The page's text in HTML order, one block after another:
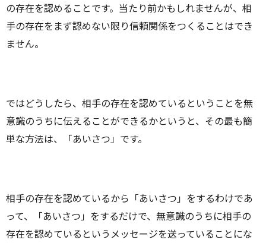
の存在を認めることです。当たり前かもしれませんが、相
手の存在をまず認めない限り信頼関係をつくることはでき
ません。
ではどうしたら、相手の存在を認めているということを無
意識のうちに伝えることができるかというと、その最も簡
単な方法は、「あいさつ」です。
相手の存在を認めているから「あいさつ」をするわけであ
って、「あいさつ」をするだけで、無意識のうちに相手の
存在を認めているというメッセージを送っていることにな